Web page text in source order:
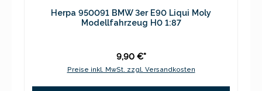
Herpa 950091 BMW 3er E90 Liqui Moly
Modellfahrzeug H0 1:87
9,90 €*
Preise inkl. MwSt. zzgl. Versandkosten